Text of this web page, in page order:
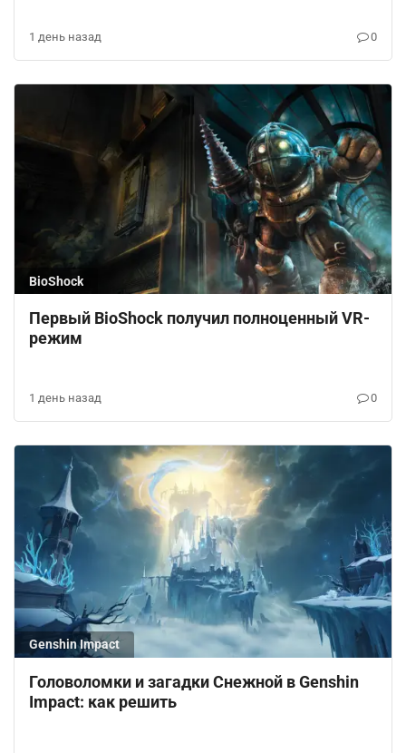
1 день назад 0
BioShock
Первый BioShock получил полноценный VR-
режим
1 день назад 0
Genshin Impact
Головоломки и загадки Снежной в Genshin
Impact: как решить